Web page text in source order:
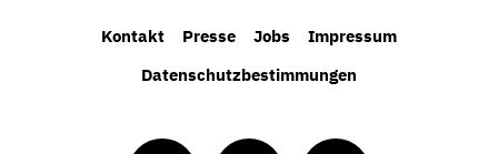
Kontakt Presse Jobs
Impressum
Datenschutzbestimmungen